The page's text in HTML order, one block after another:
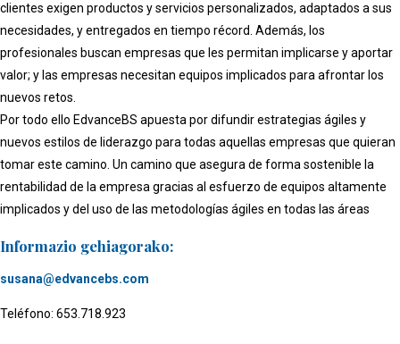
clientes exigen productos y servicios personalizados, adaptados a sus
necesidades, y entregados en tiempo récord. Además, los
profesionales buscan empresas que les permitan implicarse y aportar
valor; y las empresas necesitan equipos implicados para afrontar los
nuevos retos.
Por todo ello EdvanceBS apuesta por difundir estrategias ágiles y
nuevos estilos de liderazgo para todas aquellas empresas que quieran
tomar este camino. Un camino que asegura de forma sostenible la
rentabilidad de la empresa gracias al esfuerzo de equipos altamente
implicados y del uso de las metodologías ágiles en todas las áreas
Informazio gehiagorako:
susana@edvancebs.com
Teléfono: 653.718.923